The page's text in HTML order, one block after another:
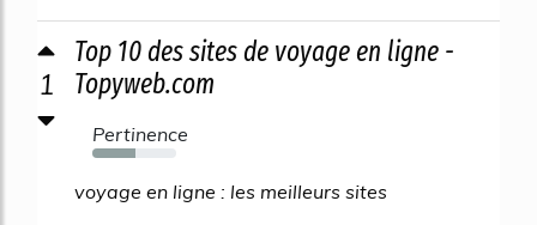
1
Top 10 des sites de voyage en ligne -
Topyweb.com
Pertinence
52%
voyage en ligne : les meilleurs sites